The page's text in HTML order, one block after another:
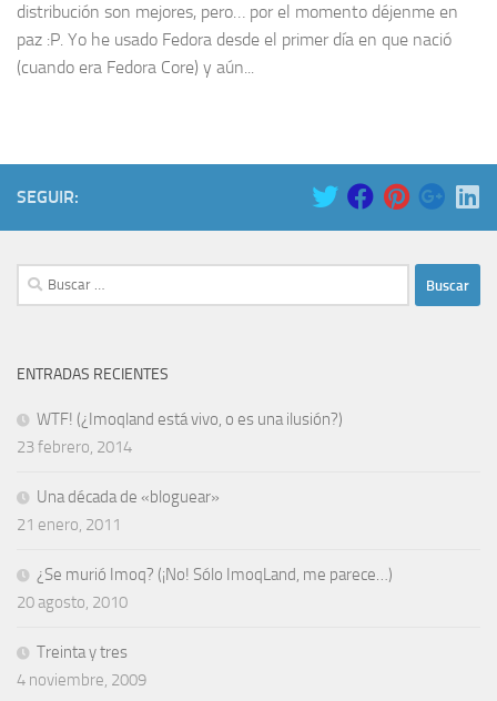
distribución son mejores, pero… por el momento déjenme en
paz :P. Yo he usado Fedora desde el primer día en que nació
(cuando era Fedora Core) y aún...
SEGUIR:
Buscar:
ENTRADAS RECIENTES
WTF! (¿Imoqland está vivo, o es una ilusión?)
23 febrero, 2014
Una década de «bloguear»
21 enero, 2011
¿Se murió Imoq? (¡No! Sólo ImoqLand, me parece…)
20 agosto, 2010
Treinta y tres
4 noviembre, 2009